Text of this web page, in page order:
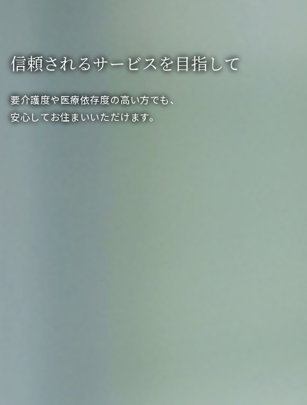
信頼されるサービスを目指して
要介護度や医療依存度の高い方でも、
安心してお住まいいただけます。